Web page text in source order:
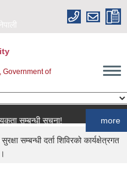
नेपाली
Government of
सूचना!
more
सम्बन्धी दर्ता शिविरको कार्यक्षेत्रगत